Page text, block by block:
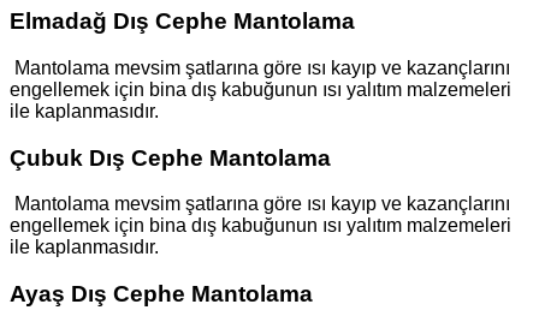
Elmadağ Dış Cephe Mantolama
Mantolama mevsim şatlarına göre ısı kayıp ve kazançlarını
engellemek için bina dış kabuğunun ısı yalıtım malzemeleri
ile kaplanmasıdır.
Çubuk Dış Cephe Mantolama
Mantolama mevsim şatlarına göre ısı kayıp ve kazançlarını
engellemek için bina dış kabuğunun ısı yalıtım malzemeleri
ile kaplanmasıdır.
Ayaş Dış Cephe Mantolama